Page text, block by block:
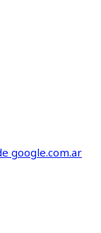
google.com.ar